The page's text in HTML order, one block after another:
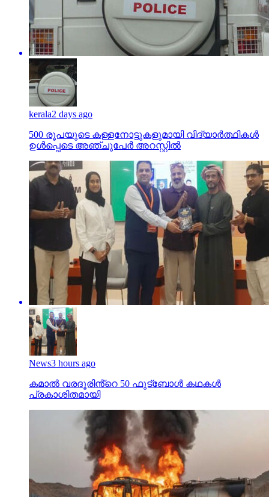
kerala2 days ago
500 രൂപയുടെ കള്ളനോട്ടുകളുമായി വിദ്യാര്‍ത്ഥികള്‍
ഉള്‍പ്പെടെ അഞ്ചുപേര്‍ അറസ്റ്റില്‍
News3 hours ago
കമാൽ വരദൂരിൻ്റെ 50 ഫുട്ബോൾ കഥകൾ
പ്രകാശിതമായി